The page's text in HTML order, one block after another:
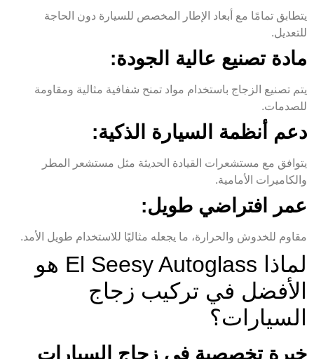
يتطابق تمامًا مع أبعاد الإطار المخصص للسيارة دون الحاجة
للتعديل.
مادة تصنيع عالية الجودة:
يتم تصنيع الزجاج باستخدام مواد تمنح شفافية مثالية ومقاومة
للصدمات.
دعم أنظمة السيارة الذكية:
يتوافق مع مستشعرات القيادة الحديثة مثل مستشعر المطر
والكاميرات الأمامية.
عمر افتراضي طويل:
مقاوم للخدوش والحرارة، ما يجعله مثاليًا للاستخدام طويل الأمد.
لماذا El Seesy Autoglass هو
الأفضل في تركيب زجاج
السيارات؟
خبرة تخصصية في زجاج السيارات